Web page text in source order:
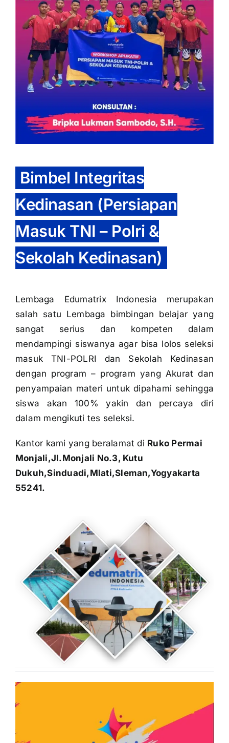
OUR PROGRAM
REGISTRATION
CONTACT US
Bimbel Integritas
Kedinasan (Persiapan
Masuk TNI – Polri &
Sekolah Kedinasan)
Lembaga Edumatrix Indonesia merupakan
salah satu Lembaga bimbingan belajar yang
sangat serius dan kompeten dalam
mendampingi siswanya agar bisa lolos seleksi
masuk TNI-POLRI dan Sekolah Kedinasan
dengan program – program yang Akurat dan
penyampaian materi untuk dipahami sehingga
siswa akan 100% yakin dan percaya diri
dalam mengikuti tes seleksi.
Kantor kami yang beralamat di Ruko Permai
Monjali,Jl.Monjali No.3, Kutu
Dukuh,Sinduadi,Mlati,Sleman,Yogyakarta
55241.